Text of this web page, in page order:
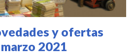
y ofertas
2021